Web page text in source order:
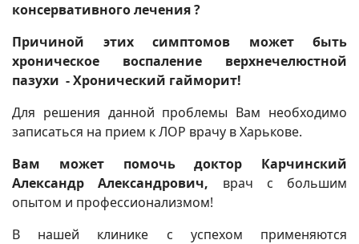
консервативного лечения ?
Причиной этих симптомов может быть
хроническое воспаление верхнечелюстной
пазухи - Хронический гайморит!
Для решения данной проблемы Вам необходимо
записаться на прием к ЛОР врачу в Харькове.
Вам может помочь доктор Карчинский
Александр Александрович, врач с большим
опытом и профессионализмом!
В нашей клинике с успехом применяются